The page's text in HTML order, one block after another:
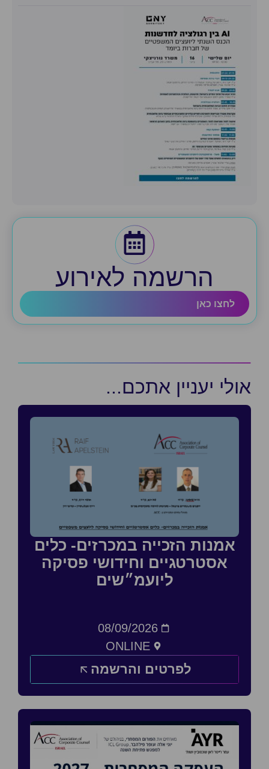
הרשמה לאירוע
לחצו כאן
אולי יעניין אתכם...
אמנות הזכייה במכרזים- כלים
אסטרטגיים וחידושי פסיקה
ליועמ״שים
08/09/2026
ONLINE
לפרטים והרשמה